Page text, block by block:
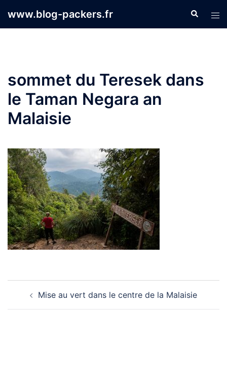
www.blog-packers.fr
le
sommet du Teresek dans
le Taman Negara an
Malaisie
d’articleMise au vert dans le centre de la Malaisie